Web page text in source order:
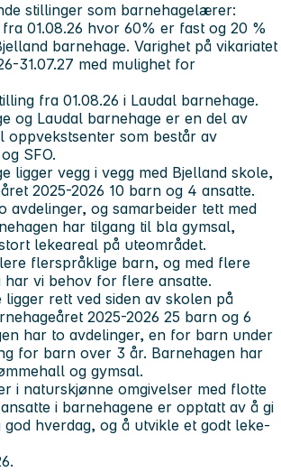
stillinger som barnehagelærer:
01.08.26 hvor 60% er fast og 20 %
barnehage. Varighet på vikariatet
31.07.27 med mulighet for
fra 01.08.26 i Laudal barnehage.
og Laudal barnehage er en del av
oppvekstsenter som består av
SFO.
ligger vegg i vegg med Bjelland skole,
2025-2026 10 barn og 4 ansatte.
avdelinger, og samarbeider tett med
har tilgang til bla gymsal,
lekeareal på uteområdet.
flerspråklige barn, og med flere
vi behov for flere ansatte.
ligger rett ved siden av skolen på
2025-2026 25 barn og 6
har to avdelinger, en for barn under
for barn over 3 år. Barnehagen har
og gymsal.
i naturskjønne omgivelser med flotte
i barnehagene er opptatt av å gi
hverdag, og å utvikle et godt leke-